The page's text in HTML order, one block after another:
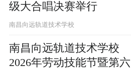
级大合唱决赛举行
南昌向远轨道技术学校
南昌向远轨道技术学校
2026年劳动技能节暨第六